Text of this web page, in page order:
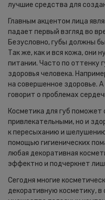
лучшие средства для
Главным акцентом лица
падает первый взгляд во
Безусловно, губы должны
Так же, как и вся кожа, они
питании. Часто по оттенку
здоровья человека.
на совершенное здоровье.
говорит о проблемах
Косметика для губ поможет
привлекательными, но и
к пересыханию и
помощью гигиенических
любая декоративная
эффектно и подчеркнет
Сегодня многие
декоративную косметику,